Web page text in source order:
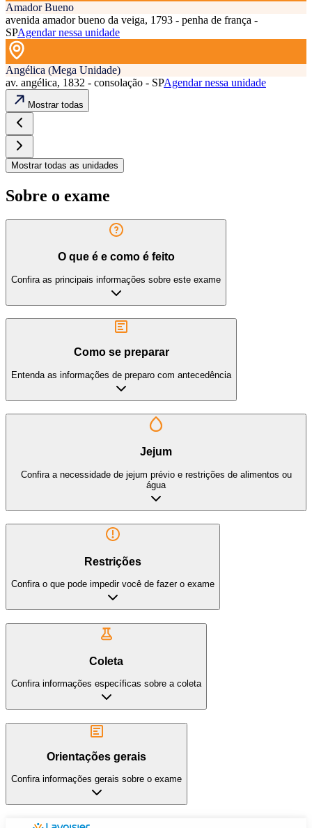
Amador Bueno
avenida amador bueno da veiga, 1793 - penha de frança -
SPAgendar nessa unidade
Angélica (Mega Unidade)
av. angélica, 1832 - consolação - SPAgendar nessa unidade
Mostrar todas
Mostrar todas as unidades
Sobre o exame
O que é e como é feito
Confira as principais informações sobre este exame
Como se preparar
Entenda as informações de preparo com antecedência
Jejum
Confira a necessidade de jejum prévio e restrições de alimentos ou
água
Restrições
Confira o que pode impedir você de fazer o exame
Coleta
Confira informações específicas sobre a coleta
Orientações gerais
Confira informações gerais sobre o exame